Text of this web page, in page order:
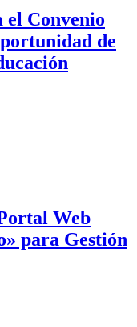
Convenio
de
Web
para Gestión